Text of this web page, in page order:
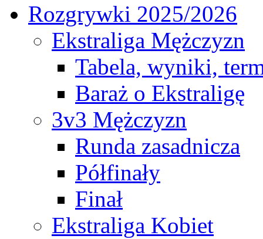
Rozgrywki 2025/2026
Ekstraliga Mężczyzn
Tabela, wyniki,
Baraż o Ekstraligę
3v3 Mężczyzn
Runda zasadnicza
Półfinały
Finał
Ekstraliga Kobiet